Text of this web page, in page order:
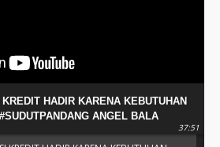
HADIR KARENA KEBUTUHAN
ANGEL BALA
37:51